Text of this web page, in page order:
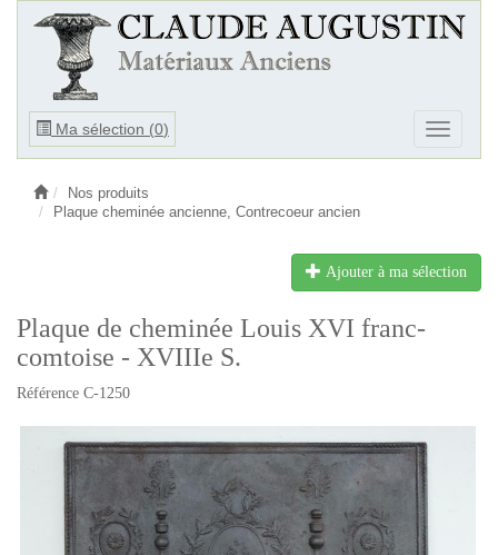
Ma sélection (0)
Ouvrir
Ouvrir
le
Nos produits
Plaque cheminée ancienne, Contrecoeur ancien
Ajouter à ma sélection
Plaque de cheminée Louis XVI franc-
comtoise - XVIIIe S.
Référence C-1250